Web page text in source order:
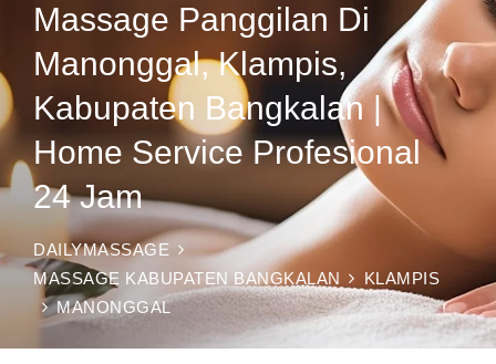
Massage Panggilan Di
Manonggal, Klampis,
Kabupaten Bangkalan |
Home Service Profesional
24 Jam
DAILYMASSAGE
MASSAGE KABUPATEN BANGKALAN
KLAMPIS
MANONGGAL